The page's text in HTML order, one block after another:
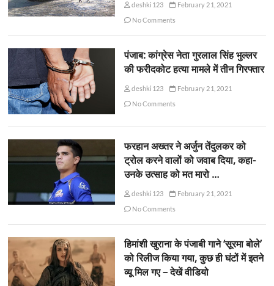
deshki123
February 21, 2021
No Comments
पंजाब: कांग्रेस नेता गुरलाल सिंह भुल्लर
की फरीदकोट हत्या मामले में तीन गिरफ्तार
deshki123
February 21, 2021
No Comments
फरहान अख्तर ने अर्जुन तेंदुलकर को
ट्रोल करने वालों को जवाब दिया, कहा-
उनके उत्साह को मत मारो …
deshki123
February 21, 2021
No Comments
हिमांशी खुराना के पंजाबी गाने ‘सूरमा बोले’
को रिलीज किया गया, कुछ ही घंटों में इतने
व्यू मिल गए – देखें वीडियो